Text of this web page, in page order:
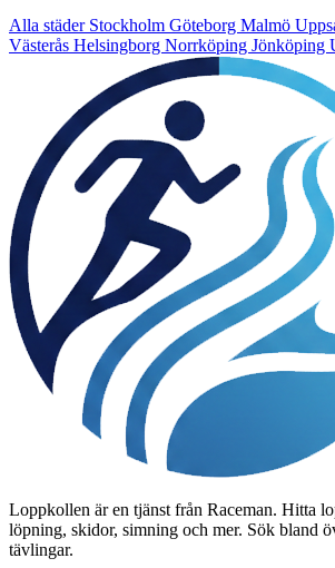
Alla städer Stockholm Göteborg Malmö
Västerås Helsingborg Norrköping Jönköping
Loppkollen är en tjänst från Raceman. Hitta
löpning, skidor, simning och mer. Sök bland
tävlingar.